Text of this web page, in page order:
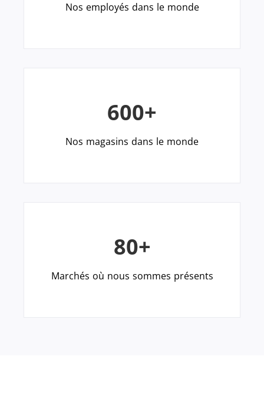
Nos employés dans le monde
600+
Nos magasins dans le monde
80+
Marchés où nous sommes présents